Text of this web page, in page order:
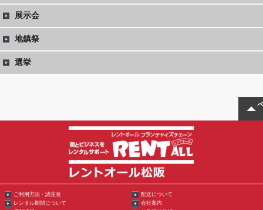
展示会
地鎮祭
選挙
ご利用方法・諸注意
配送について
レンタル期間について
会社案内